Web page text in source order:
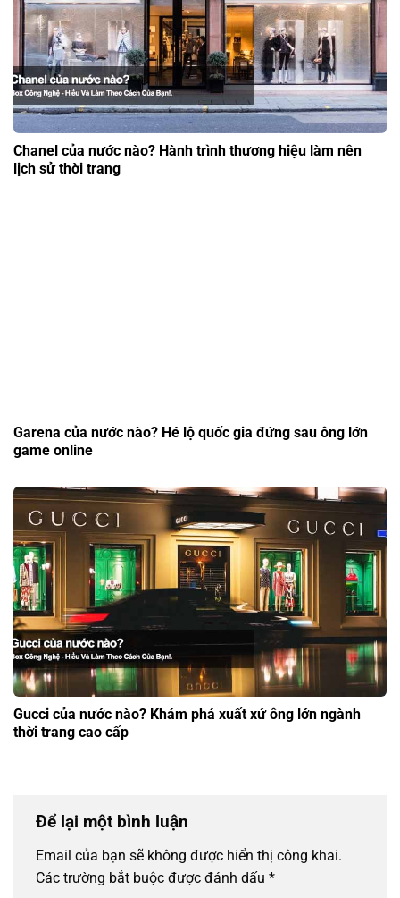
Chanel của nước nào? Hành trình thương hiệu làm nên
lịch sử thời trang
Garena của nước nào? Hé lộ quốc gia đứng sau ông lớn
game online
Gucci của nước nào? Khám phá xuất xứ ông lớn ngành
thời trang cao cấp
Để lại một bình luận
Email của bạn sẽ không được hiển thị công khai.
Các trường bắt buộc được đánh dấu *